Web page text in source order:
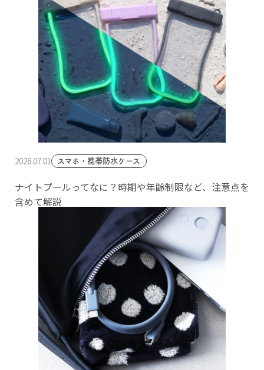
2026.07.01 スマホ・携帯防水ケース
ナイトプールってなに？時期や年齢制限など、注意点を
含めて解説